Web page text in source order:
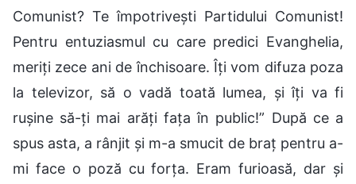
Comunist? Te împotrivești Partidului Comunist!
Pentru entuziasmul cu care predici Evanghelia,
meriți zece ani de închisoare. Îți vom difuza poza
la televizor, să o vadă toată lumea, și îți va fi
rușine să-ți mai arăți fața în public!” După ce a
spus asta, a rânjit și m-a smucit de braț pentru a-
mi face o poză cu forța. Eram furioasă, dar și